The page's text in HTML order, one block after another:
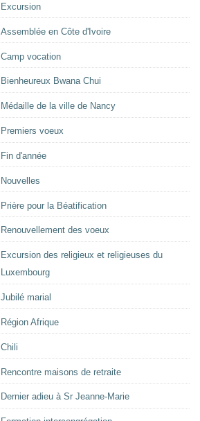
Excursion
Assemblée en Côte d'Ivoire
Camp vocation
Bienheureux Bwana Chui
Médaille de la ville de Nancy
Premiers voeux
Fin d'année
Nouvelles
Prière pour la Béatification
Renouvellement des voeux
Excursion des religieux et religieuses du
Luxembourg
Jubilé marial
Région Afrique
Chili
Rencontre maisons de retraite
Dernier adieu à Sr Jeanne-Marie